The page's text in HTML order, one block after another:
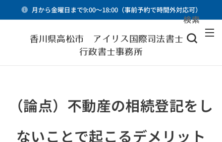
月から金曜日まで9:00～18:00（事前予約で時間外対応可）
香川県高松市 アイリス国際司法書士・
行政書士事務所
検索
（論点）不動産の相続登記をし
ないことで起こるデメリット